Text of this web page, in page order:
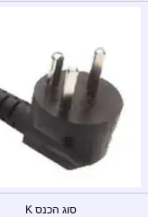
סוג הכנס K